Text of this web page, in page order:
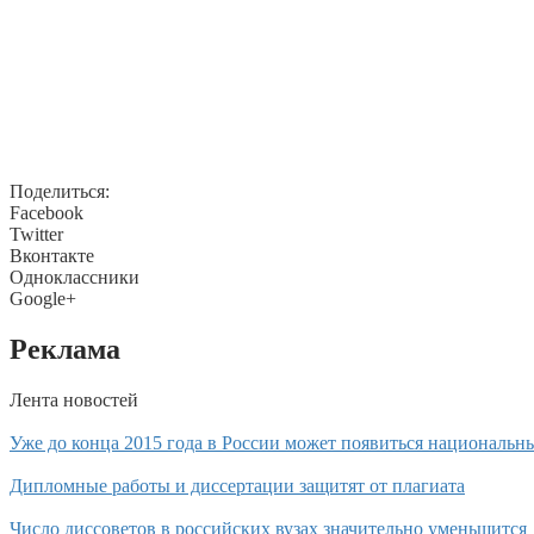
Поделиться:
Facebook
Twitter
Вконтакте
Одноклассники
Google+
Реклама
Лента новостей
Уже до конца 2015 года в России может появиться
Дипломные работы и диссертации защитят от плагиата
Число диссоветов в российских вузах значительно уменьшится